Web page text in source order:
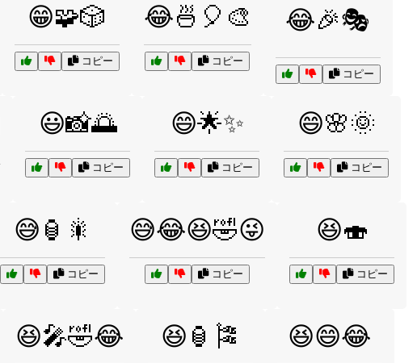
😁🧩🎲
コピー
😂🍜🎈🎨
コピー
😂🎉🎭
コピー
😃📸🌅
コピー
😄🌟✨
コピー
😄🌸🌞
コピー
😅🏮🎇
コピー
😅😂😆🤣😜
コピー
😆🍣
コピー
😆🎤🤣😂 😆🏮🎏 😆😄😂